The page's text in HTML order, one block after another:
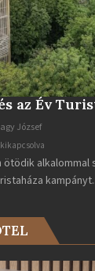
az Év
József
ötödik